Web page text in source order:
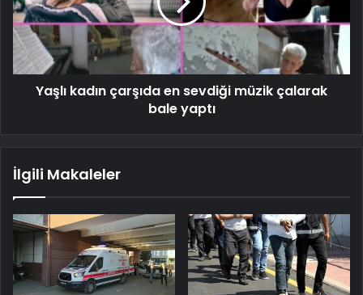
Yaşlı kadın çarşıda en sevdiği müzik çalarak
bale yaptı
İlgili Makaleler